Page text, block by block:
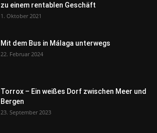
zu einem rentablen Geschäft
1. Oktober 2021
Mit dem Bus in Málaga unterwegs
22. Februar 2024
Torrox – Ein weißes Dorf zwischen Meer und
Bergen
23. September 2023